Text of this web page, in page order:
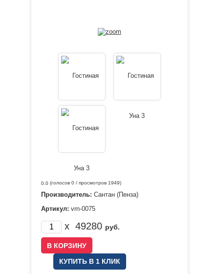
0.0 (голосов 0 / просмотров 1949)
Производитель: Сантан (Пенза)
Артикул: vrn-0075
x 49280 руб.
КУПИТЬ В 1 КЛИК